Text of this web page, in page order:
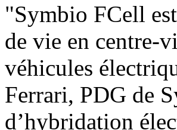
"Symbio FCell
de vie en centre-
véhicules
Ferrari, PDG de
d’hybridation